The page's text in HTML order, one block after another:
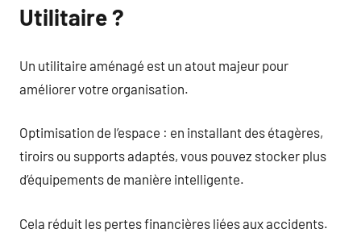
Utilitaire ?
Un utilitaire aménagé est un atout majeur pour
améliorer votre organisation.
Optimisation de l’espace : en installant des étagères,
tiroirs ou supports adaptés, vous pouvez stocker plus
d’équipements de manière intelligente.
Cela réduit les pertes financières liées aux accidents.